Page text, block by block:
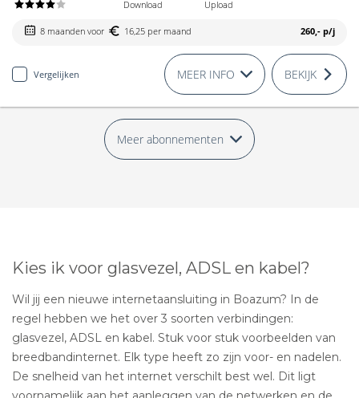
Download Upload
8 maanden voor 16,25 per maand 260,- p/j
Vergelijken MEER INFO BEKIJK
Meer abonnementen
Kies ik voor glasvezel, ADSL en kabel?
Wil jij een nieuwe internetaansluiting in Boazum? In de
regel hebben we het over 3 soorten verbindingen:
glasvezel, ADSL en kabel. Stuk voor stuk voorbeelden van
breedbandinternet. Elk type heeft zo zijn voor- en nadelen.
De snelheid van het internet verschilt best wel. Dit ligt